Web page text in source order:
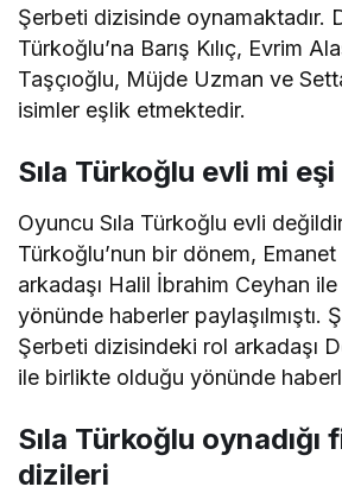
Şerbeti dizisinde oynamaktadır.
Türkoğlu’na Barış Kılıç, Evrim
Taşçıoğlu, Müjde Uzman ve
isimler eşlik etmektedir.
Sıla Türkoğlu evli mi
Oyuncu Sıla Türkoğlu evli
Türkoğlu’nun bir dönem,
arkadaşı Halil İbrahim Ceyhan ile
yönünde haberler paylaşılmıştı.
Şerbeti dizisindeki rol arkadaşı
ile birlikte olduğu yönünde
Sıla Türkoğlu
dizileri